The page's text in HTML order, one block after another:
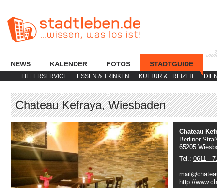
LIEFERSERVICE ESSEN & TRINKEN KULTUR & FREIZEIT
NEWS KALENDER FOTOS STADTGUIDE
Chateau Kefraya, Wiesbaden
Chateau
Berliner
65205
Tel.: 0611 -
http://